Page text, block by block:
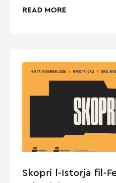
READ MORE
Skopri l-Istorja fil-